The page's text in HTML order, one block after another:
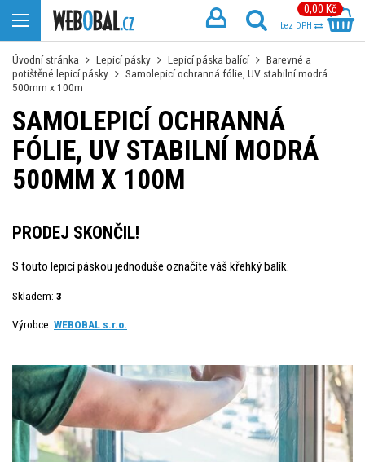
0,00 Kč
bez DPH
Úvodní stránka Lepicí pásky Lepicí páska balící
Barevné a
potištěné lepicí pásky
Samolepicí ochranná fólie, UV stabilní modrá
500mm x 100m
SAMOLEPICÍ OCHRANNÁ
FÓLIE, UV STABILNÍ MODRÁ
500MM X 100M
PRODEJ SKONČIL!
S touto lepicí páskou jednoduše označíte váš křehký balík.
Skladem: 3
Výrobce: WEBOBAL s.r.o.